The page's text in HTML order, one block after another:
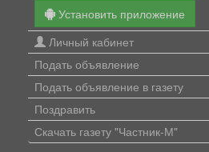
Установить приложение
Личный кабинет
Подать объявление
Подать объявление в газету
Поздравить
Скачать газету "Частник-М"